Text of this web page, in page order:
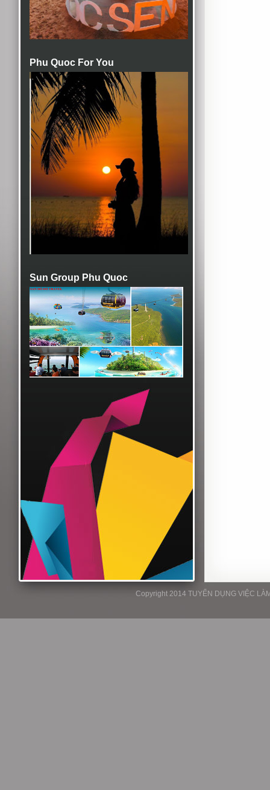
Phu Quoc For You
Sun Group Phu Quoc
Copyright 2014 TUYỂN DỤNG VIỆC